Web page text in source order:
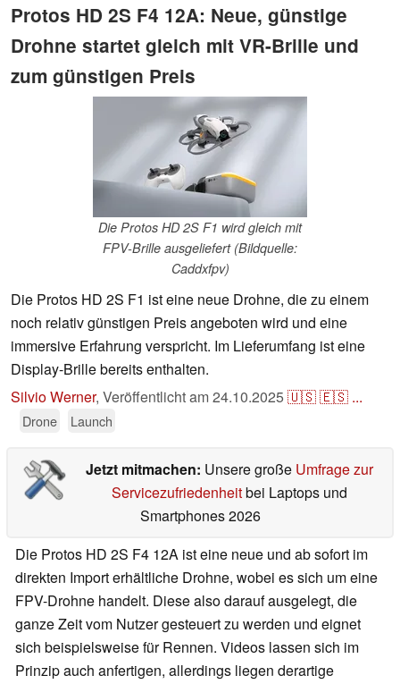
Protos HD 2S F4 12A: Neue, günstige
Drohne startet gleich mit VR-Brille und
zum günstigen Preis
Die Protos HD 2S F1 wird gleich mit
FPV-Brille ausgeliefert (Bildquelle:
Caddxfpv)
Die Protos HD 2S F1 ist eine neue Drohne, die zu einem
noch relativ günstigen Preis angeboten wird und eine
immersive Erfahrung verspricht. Im Lieferumfang ist eine
Display-Brille bereits enthalten.
Silvio Werner, Veröffentlicht am24.10.2025🇺🇸🇪🇸 ...
Drone Launch
Jetzt mitmachen: Unsere große Umfrage zur
Servicezufriedenheitbei Laptops und
Smartphones 2026
Die Protos HD 2S F4 12A ist eine neue und ab sofort im
direkten Import erhältliche Drohne, wobei es sich um eine
FPV-Drohne handelt. Diese also darauf ausgelegt, die
ganze Zeit vom Nutzer gesteuert zu werden und eignet
sich beispielsweise für Rennen. Videos lassen sich im
Prinzip auch anfertigen, allerdings liegen derartige